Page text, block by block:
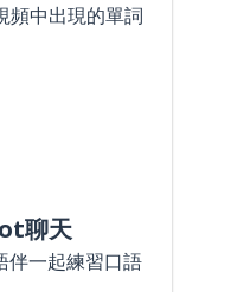
頻中出現的單詞
聊天
伴一起練習口語